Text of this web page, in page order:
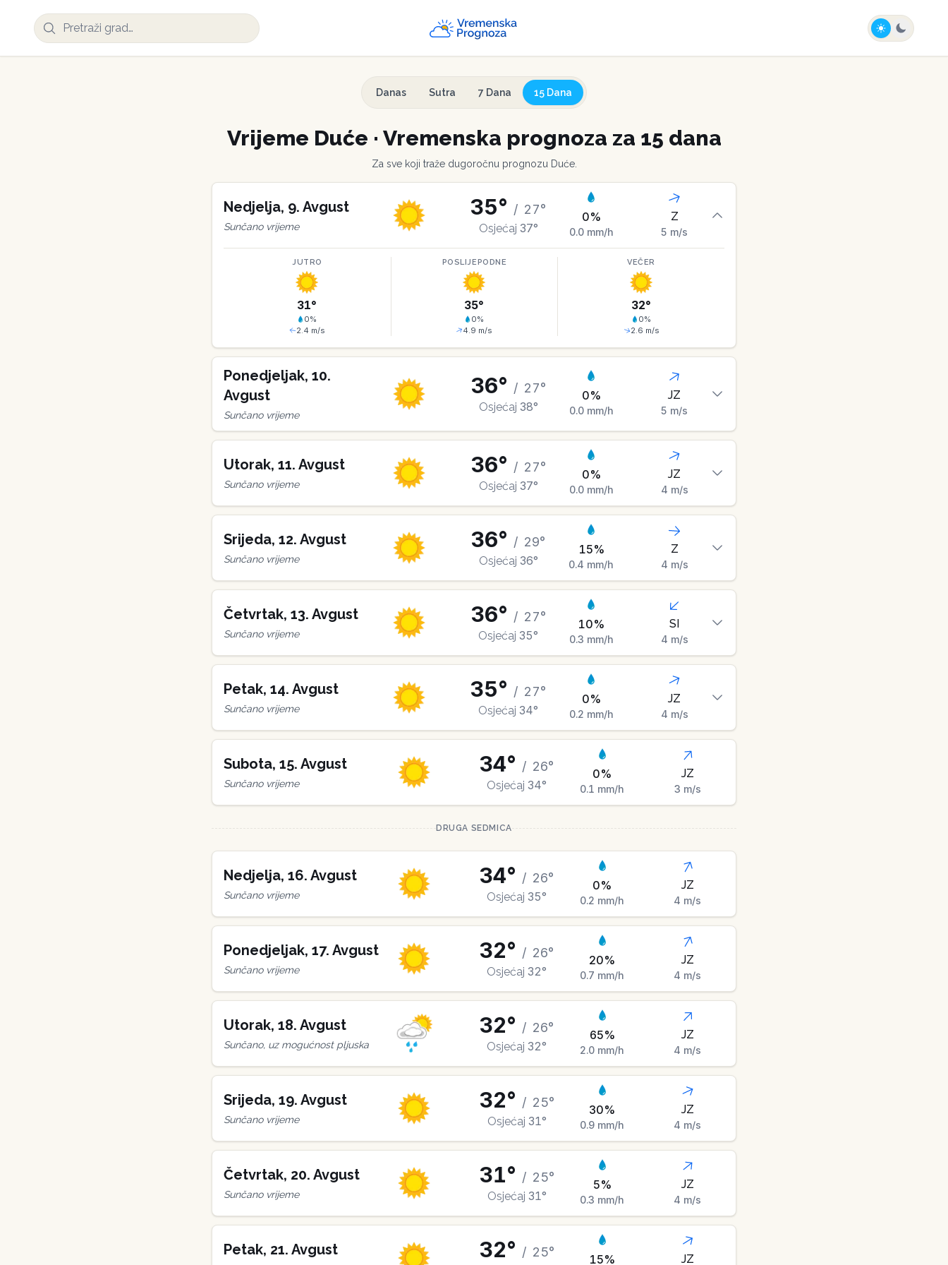
Danas Sutra 7 Dana 15 Dana
Vrijeme Duće · Vremenska prognoza za 15 dana
Za sve koji traže dugoročnu prognozu Duće.
Nedjelja, 9. Avgust
Sunčano vrijeme
35° / 27°
Osjećaj 37°
0%
0.0mm/h
Z
5 m/s
JUTRO
31°
0%
2.4 m/s
POSLIJEPODNE
35°
0%
4.9 m/s
VEČER
32°
0%
2.6 m/s
Ponedjeljak, 10.
Avgust
Sunčano vrijeme
36° / 27°
Osjećaj 38°
0%
0.0mm/h
JZ
5 m/s
Utorak, 11. Avgust
Sunčano vrijeme
36° / 27°
Osjećaj 37°
0%
0.0mm/h
JZ
4 m/s
Srijeda, 12. Avgust
Sunčano vrijeme
36° / 29°
Osjećaj 36°
15%
0.4 mm/h
Z
4 m/s
Četvrtak, 13. Avgust
Sunčano vrijeme
36° / 27°
Osjećaj 35°
10%
0.3 mm/h
SI
4 m/s
Petak, 14. Avgust
Sunčano vrijeme
35° / 27°
Osjećaj 34°
0%
0.2 mm/h
JZ
4 m/s
Subota, 15. Avgust
Sunčano vrijeme
34° / 26°
Osjećaj 34°
0%
0.1 mm/h
JZ
3 m/s
DRUGA SEDMICA
Nedjelja, 16. Avgust
Sunčano vrijeme
34° / 26°
Osjećaj 35°
0%
0.2 mm/h
JZ
4 m/s
Ponedjeljak, 17. Avgust
Sunčano vrijeme
32° / 26°
Osjećaj 32°
20%
0.7 mm/h
JZ
4 m/s
Utorak, 18. Avgust
Sunčano, uz mogućnost pljuska
32° / 26°
Osjećaj 32°
65%
2.0 mm/h
JZ
4 m/s
Srijeda, 19. Avgust
Sunčano vrijeme
32° / 25°
Osjećaj 31°
30%
0.9 mm/h
JZ
4 m/s
Četvrtak, 20. Avgust
Sunčano vrijeme
31° / 25°
Osjećaj 31°
5%
0.3 mm/h
JZ
4 m/s
Petak, 21. Avgust 32° / 25°
15% JZ